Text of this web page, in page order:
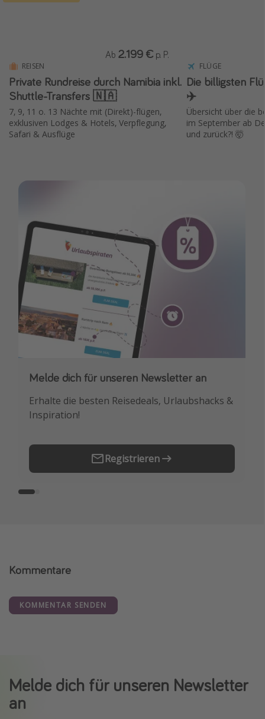
REISEN
Private Rundreise durch Namibia inkl.
Shuttle-Transfers 🇳🇦
7, 9, 11 o. 13 Nächte mit (Direkt)-flügen,
exklusiven Lodges & Hotels, Verpflegung,
Safari & Ausflüge
Ab 2.199 € p. P.
FLÜGE
Die billigsten
✈️
Übersicht über die
im September ab
und zurück?! 🤯
Melde dich für unseren Newsletter an
Erhalte die besten Reisedeals, Urlaubshacks &
Inspiration!
Registrieren
Downloade unsere App
Buche die besten Reiseschnäppchen als
Erstes.
Kommentare
KOMMENTAR SENDEN
Melde dich für unseren Newsletter
an